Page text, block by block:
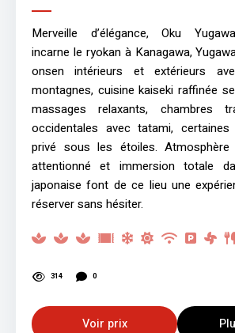
Merveille d’élégance, Oku
incarne le ryokan à Kanagawa,
onsen intérieurs et extérieurs
montagnes, cuisine kaiseki raffinée
massages relaxants, chambres
occidentales avec tatami,
privé sous les étoiles. Atmosphère
attentionné et immersion totale
japonaise font de ce lieu une
réserver sans hésiter.
314 0
Voir prix